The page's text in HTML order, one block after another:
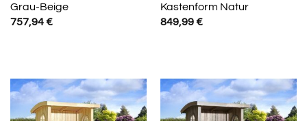
Grau-Beige
757,94€
Kastenform Natur
849,99€